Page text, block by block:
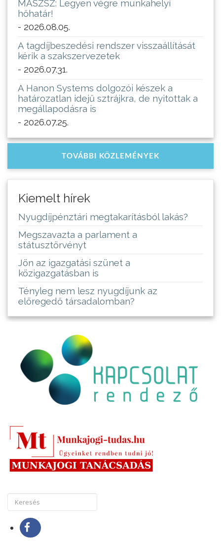
MASZSZ: Legyen végre munkahelyi
hőhatár!
- 2026.08.05.
A tagdíjbeszedési rendszer visszaállítását
kérik a szakszervezetek
- 2026.07.31.
A Hanon Systems dolgozói készek a
határozatlan idejű sztrájkra, de nyitottak a
megállapodásra is
- 2026.07.25.
TOVÁBBI KÖZLEMÉNYEK
Kiemelt hírek
Nyugdíjpénztári megtakarításból lakás?
Megszavazta a parlament a
státusztörvényt
Jön az igazgatási szünet a
közigazgatásban is
Tényleg nem lesz nyugdíjunk az
elöregedő társadalomban?